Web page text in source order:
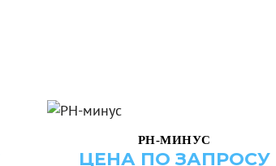
ДОБАВИТЬ В КОРЗИНУ
РН-МИНУС
ЦЕНА ПО ЗАПРОСУ